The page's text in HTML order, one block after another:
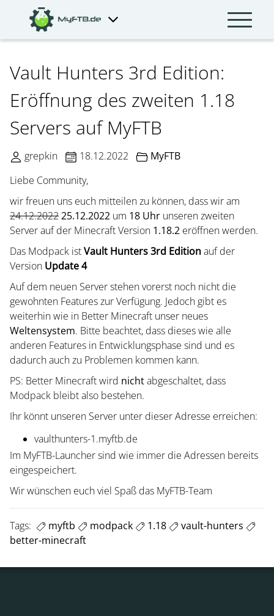
Vault Hunters 3rd Edition:
Eröffnung des zweiten 1.18
Servers auf MyFTB
grepkin 18.12.2022
MyFTB
Liebe Community,
wir freuen uns euch mitteilen zu können, dass wir am
24.12.202225.12.2022 um 18 Uhr unseren zweiten
Server auf der Minecraft Version 1.18.2 eröffnen werden.
Das Modpack istVault Hunters 3rd Editionauf der
Version Update 4
Auf dem neuen Server stehen vorerst noch nicht die
gewohnten Features zur Verfügung. Jedoch gibt es
weiterhin wie in Better Minecraft unser neues
Weltensystem. Bitte beachtet, dass dieses wie alle
anderen Features in Entwicklungsphase sind und es
dadurch auch zu Problemen kommen kann.
PS: Better Minecraft wird nichtabgeschaltet, dass
Modpack bleibt also bestehen.
Ihr könnt unseren Server unter dieser Adresse erreichen:
vaulthunters-1.myftb.de
Im MyFTB-Launcher sind wie immer die Adressen bereits
eingespeichert.
Wir wünschen euch viel Spaß das MyFTB-Team
Tags: myftb modpack 1.18
vault-hunters
better-minecraft